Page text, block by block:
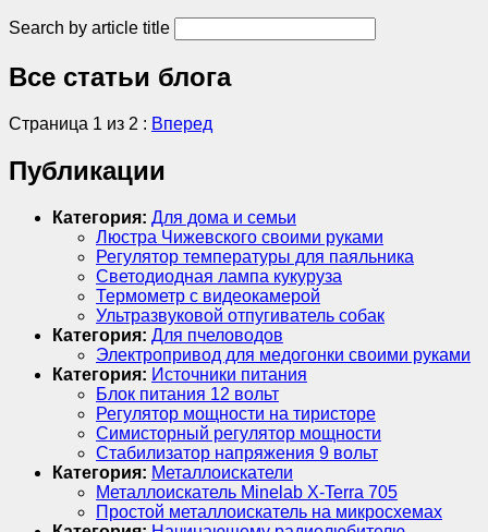
Search by article title
Все статьи блога
Страница 1 из 2 : Вперед
Публикации
Категория: Для дома и семьи
Люстра Чижевского своими руками
Регулятор температуры для паяльника
Светодиодная лампа кукуруза
Термометр с видеокамерой
Ультразвуковой отпугиватель собак
Категория: Для пчеловодов
Электропривод для медогонки своими руками
Категория: Источники питания
Блок питания 12 вольт
Регулятор мощности на тиристоре
Симисторный регулятор мощности
Стабилизатор напряжения 9 вольт
Категория: Металлоискатели
Металлоискатель Minelab X-Terra 705
Простой металлоискатель на микросхемах